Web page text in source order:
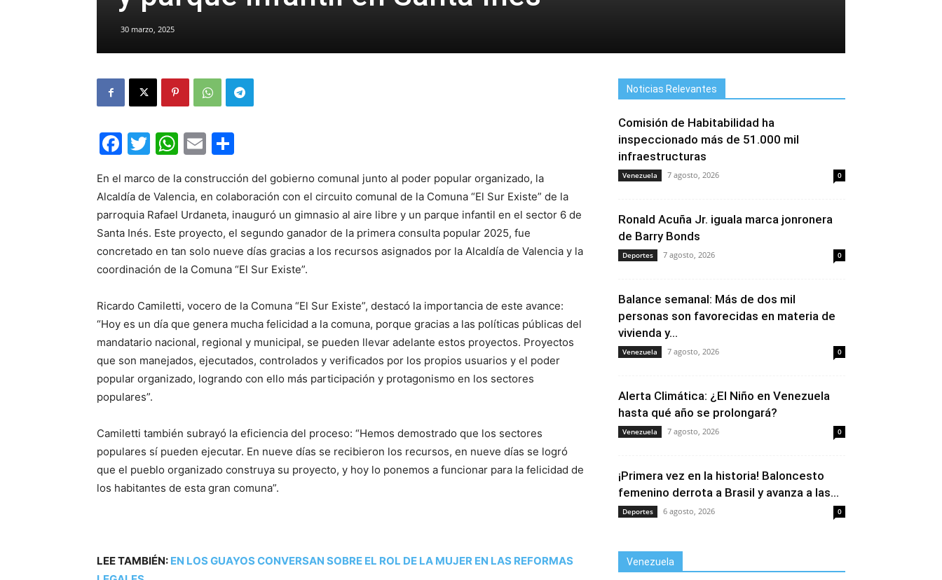
30 marzo, 2025
Facebook
Twitter
WhatsApp
Email
En el marco de la construcción del gobierno comunal junto al poder popular organizado, la
Alcaldía de Valencia, en colaboración con el circuito comunal de la Comuna “El Sur Existe” de la
parroquia Rafael Urdaneta, inauguró un gimnasio al aire libre y un parque infantil en el sector 6 de
Santa Inés. Este proyecto, el segundo ganador de la primera consulta popular 2025, fue
concretado en tan solo nueve días gracias a los recursos asignados por la Alcaldía de Valencia y la
coordinación de la Comuna “El Sur Existe”.
Ricardo Camiletti, vocero de la Comuna “El Sur Existe”, destacó la importancia de este avance:
“Hoy es un día que genera mucha felicidad a la comuna, porque gracias a las políticas públicas del
mandatario nacional, regional y municipal, se pueden llevar adelante estos proyectos. Proyectos
que son manejados, ejecutados, controlados y verificados por los propios usuarios y el poder
popular organizado, logrando con ello más participación y protagonismo en los sectores
populares”.
Camiletti también subrayó la eficiencia del proceso: “Hemos demostrado que los sectores
populares sí pueden ejecutar. En nueve días se recibieron los recursos, en nueve días se logró
que el pueblo organizado construya su proyecto, y hoy lo ponemos a funcionar para la felicidad de
los habitantes de esta gran comuna”.
LEE TAMBIÉN: EN LOS GUAYOS CONVERSAN SOBRE EL ROL DE LA MUJER EN LAS REFORMAS
Noticias Relevantes
Comisión de Habitabilidad ha
inspeccionado más de 51.000 mil
infraestructuras
Venezuela 7 agosto, 2026 0
Ronald Acuña Jr. iguala marca jonronera
de Barry Bonds
Deportes 7 agosto, 2026 0
Balance semanal: Más de dos mil
personas son favorecidas en materia de
vivienda y...
Venezuela 7 agosto, 2026 0
Alerta Climática: ¿El Niño en Venezuela
hasta qué año se prolongará?
Venezuela 7 agosto, 2026 0
¡Primera vez en la historia! Baloncesto
femenino derrota a Brasil y avanza a las...
Deportes 6 agosto, 2026 0
Venezuela